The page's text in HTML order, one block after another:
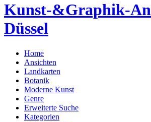
Kunst-&Graphik-
Düssel
Home
Ansichten
Landkarten
Botanik
Moderne Kunst
Genre
Erweiterte Suche
Kategorien